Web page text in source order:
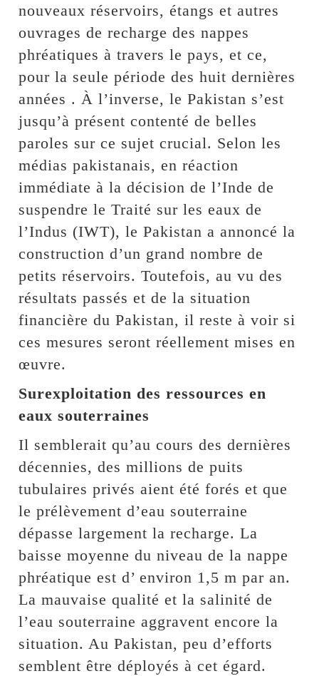
nouveaux réservoirs, étangs et autres
ouvrages de recharge des nappes
phréatiques à travers le pays, et ce,
pour la seule période des huit dernières
années . À l’inverse, le Pakistan s’est
jusqu’à présent contenté de belles
paroles sur ce sujet crucial. Selon les
médias pakistanais, en réaction
immédiate à la décision de l’Inde de
suspendre le Traité sur les eaux de
l’Indus (IWT), le Pakistan a annoncé la
construction d’un grand nombre de
petits réservoirs. Toutefois, au vu des
résultats passés et de la situation
financière du Pakistan, il reste à voir si
ces mesures seront réellement mises en
œuvre.
Surexploitation des ressources en
eaux souterraines
Il semblerait qu’au cours des dernières
décennies, des millions de puits
tubulaires privés aient été forés et que
le prélèvement d’eau souterraine
dépasse largement la recharge. La
baisse moyenne du niveau de la nappe
phréatique est d’ environ 1,5 m par an.
La mauvaise qualité et la salinité de
l’eau souterraine aggravent encore la
situation. Au Pakistan, peu d’efforts
semblent être déployés à cet égard.